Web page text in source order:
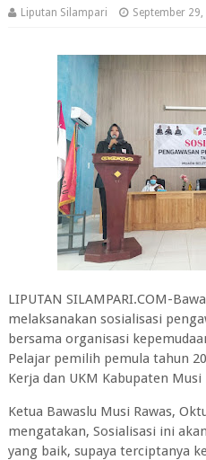
Liputan Silampari September 29,
LIPUTAN SILAMPARI.COM-
melaksanakan sosialisasi
bersama organisasi
Pelajar pemilih pemula tahun
Kerja dan UKM Kabupaten Musi
Ketua Bawaslu Musi Rawas,
mengatakan, Sosialisasi ini
yang baik, supaya terciptanya